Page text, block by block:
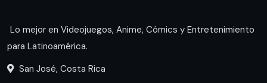
Lo mejor en Videojuegos, Anime, Cómics y Entretenimiento
para Latinoamérica.
San José, Costa Rica